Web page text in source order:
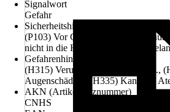
Signalwort
Gefahr
Sicherheitshinweise (P-Sätze)
(P103) Vor Gebrauch
nicht in die Hände von Kindern
Gefahrenhinweise (H-Sätze)
(H315) Verursacht Hautreizungen.,
Augenschäden., (H335) Kann die
AKN (Artikelkurznummer)
CNHS